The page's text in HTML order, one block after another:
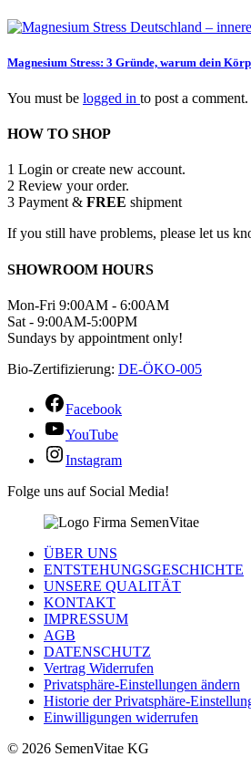
Magnesium Stress: 3 Gründe, warum dein
You must be logged in to post a comment.
HOW TO SHOP
1 Login or create new account.
2 Review your order.
3 Payment & FREE shipment
If you still have problems, please let us
SHOWROOM HOURS
Mon-Fri 9:00AM - 6:00AM
Sat - 9:00AM-5:00PM
Sundays by appointment only!
Bio-Zertifizierung: DE-ÖKO-005
Facebook
YouTube
Instagram
Folge uns auf Social Media!
ÜBER UNS
ENTSTEHUNGSGESCHICHTE
UNSERE QUALITÄT
KONTAKT
IMPRESSUM
AGB
DATENSCHUTZ
Vertrag Widerrufen
Privatsphäre-Einstellungen ändern
Historie der Privatsphäre-
Einwilligungen widerrufen
© 2026 SemenVitae KG